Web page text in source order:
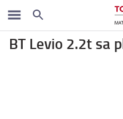
Elektro paletari
BT Levio 2.2t sa